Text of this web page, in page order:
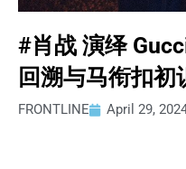
#肖战 演绎
回溯与马衔扣初
FRONTLINE April 29,